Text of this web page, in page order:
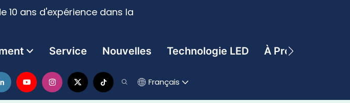
10 ans d'expérience dans la
Service Nouvelles Technologie LED À Propos De
Français